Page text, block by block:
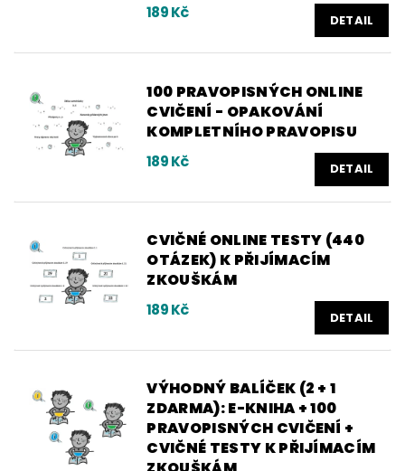
189 Kč DETAIL
100 PRAVOPISNÝCH ONLINE
CVIČENÍ - OPAKOVÁNÍ
KOMPLETNÍHO PRAVOPISU
189 Kč DETAIL
CVIČNÉ ONLINE TESTY (440
OTÁZEK) K PŘIJÍMACÍM
ZKOUŠKÁM
189 Kč DETAIL
VÝHODNÝ BALÍČEK (2 + 1
ZDARMA): E-KNIHA + 100
PRAVOPISNÝCH CVIČENÍ +
CVIČNÉ TESTY K PŘIJÍMACÍM